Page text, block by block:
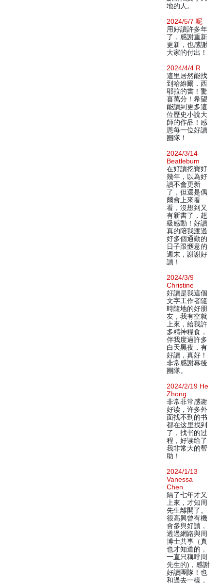
地的人。
2024/5/7 呢
用好讀許多年
了，感謝重新
更新，也感謝
大家的付出！
2024/4/4 R
這里居然能找
到哈維爾．西
耶拉的書！驚
喜萬分！希望
能讀到更多這
位歷史小說大
師的作品！感
恩每一位好讀
團隊！
2024/3/14
Beatlebum
在好讀挖寶好
幾年，以為好
讀不會更新
了，但還是偶
爾會上來看
看，沒想到又
有新書了，超
級感動！好讀
真的陪我渡過
好多個通勤的
日子跟愜意的
週末，謝謝好
讀！
2024/3/9
Christine
好讀是我這個
文字工作者隨
時隨地的好朋
友，我有空就
上來，給我許
多精神糧食，
伴我度過許多
白天黑夜，有
好讀，真好！
非常感謝幕後
團隊。
2024/2/19 He
Zhong
非常非常感谢
好读，许多外
面找不到的书
都在这里找到
了，找书的过
程，好读给了
我非常大的帮
助！
2024/1/13
Vanessa
Chen
隔了七年才又
上來，才知周
先生離開了。
很高興曾有機
會參與好讀，
透過網路與周
博士共事（真
也才知道的，
一直只稱呼周
先生的)，感謝
好讀團隊！也
和過去一樣，